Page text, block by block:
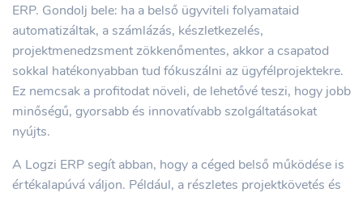
ERP. Gondolj bele: ha a belső ügyviteli folyamataid
automatizáltak, a számlázás, készletkezelés,
projektmenedzsment zökkenőmentes, akkor a csapatod
sokkal hatékonyabban tud fókuszálni az ügyfélprojektekre.
Ez nemcsak a profitodat növeli, de lehetővé teszi, hogy jobb
minőségű, gyorsabb és innovatívabb szolgáltatásokat
nyújts.
A Logzi ERP segít abban, hogy a céged belső működése is
értékalapúvá váljon. Például, a részletes projektkövetés és